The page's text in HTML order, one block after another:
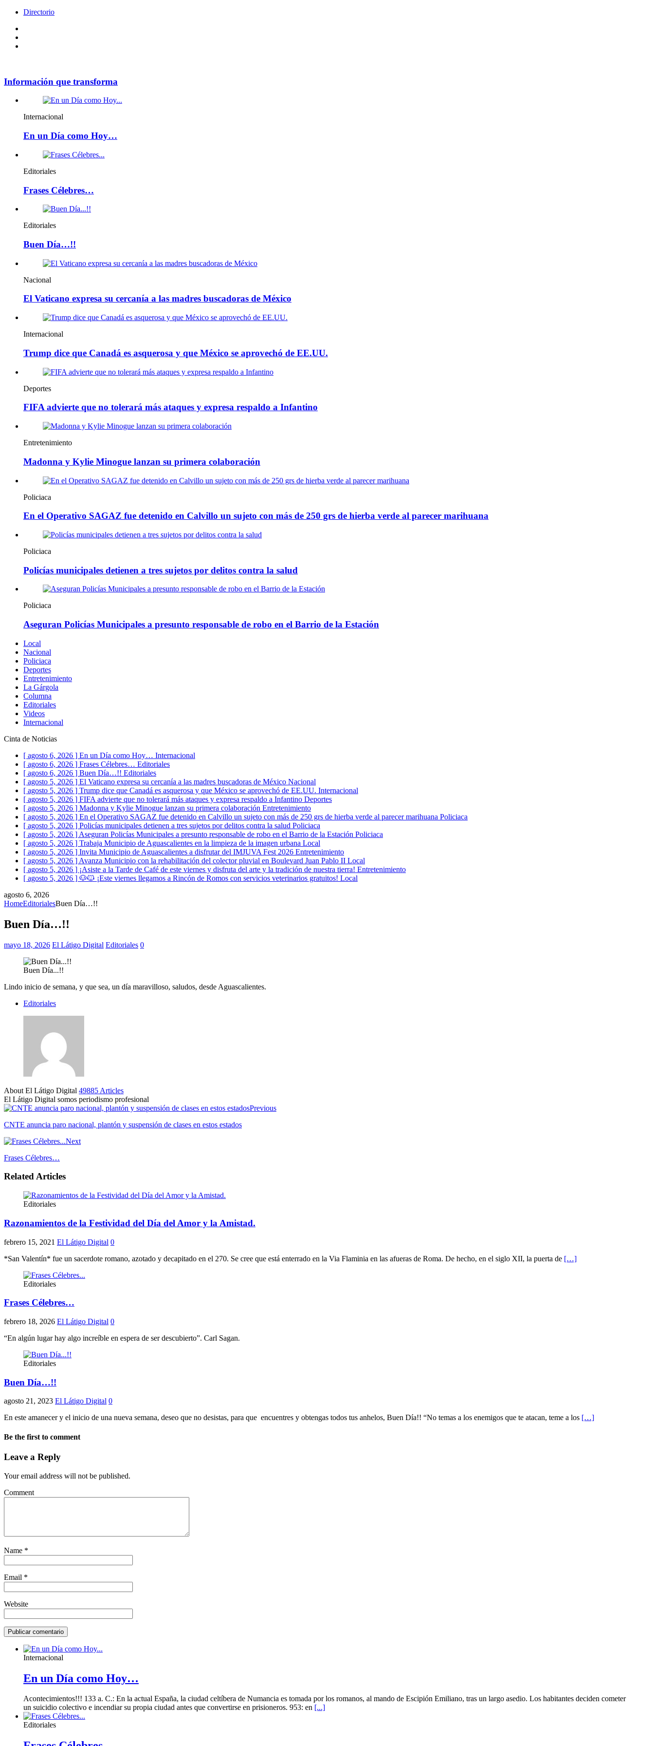
Directorio
Información que transforma
Internacional
En un Día como Hoy…
Editoriales
Frases Célebres…
Editoriales
Buen Día…!!
Nacional
El Vaticano expresa su cercanía a las madres buscadoras de México
Internacional
Trump dice que Canadá es asquerosa y que México se aprovechó de EE.UU.
Deportes
FIFA advierte que no tolerará más ataques y expresa respaldo a Infantino
Entretenimiento
Madonna y Kylie Minogue lanzan su primera colaboración
Policiaca
En el Operativo SAGAZ fue detenido en Calvillo un sujeto con más de 250 grs de hierba verde al parecer marihuana
Policiaca
Policías municipales detienen a tres sujetos por delitos contra la salud
Policiaca
Aseguran Policías Municipales a presunto responsable de robo en el Barrio de la Estación
Local
Nacional
Policiaca
Deportes
Entretenimiento
La Gárgola
Columna
Editoriales
Videos
Internacional
Cinta de Noticias
[ agosto 6, 2026 ] En un Día como Hoy… Internacional
[ agosto 6, 2026 ] Frases Célebres… Editoriales
[ agosto 6, 2026 ] Buen Día…!! Editoriales
[ agosto 5, 2026 ] El Vaticano expresa su cercanía a las madres buscadoras de México Nacional
[ agosto 5, 2026 ] Trump dice que Canadá es asquerosa y que México se aprovechó de EE.UU. Internacional
[ agosto 5, 2026 ] FIFA advierte que no tolerará más ataques y expresa respaldo a Infantino Deportes
[ agosto 5, 2026 ] Madonna y Kylie Minogue lanzan su primera colaboración Entretenimiento
[ agosto 5, 2026 ] En el Operativo SAGAZ fue detenido en Calvillo un sujeto con más de 250 grs de hierba verde al parecer marihuana Policiaca
[ agosto 5, 2026 ] Policías municipales detienen a tres sujetos por delitos contra la salud Policiaca
[ agosto 5, 2026 ] Aseguran Policías Municipales a presunto responsable de robo en el Barrio de la Estación Policiaca
[ agosto 5, 2026 ] Trabaja Municipio de Aguascalientes en la limpieza de la imagen urbana Local
[ agosto 5, 2026 ] Invita Municipio de Aguascalientes a disfrutar del IMJUVA Fest 2026 Entretenimiento
[ agosto 5, 2026 ] Avanza Municipio con la rehabilitación del colector pluvial en Boulevard Juan Pablo II Local
[ agosto 5, 2026 ] ¡Asiste a la Tarde de Café de este viernes y disfruta del arte y la tradición de nuestra tierra! Entretenimiento
[ agosto 5, 2026 ] 🐶🐱 ¡Este viernes llegamos a Rincón de Romos con servicios veterinarios gratuitos! Local
agosto 6, 2026
HomeEditorialesBuen Día…!!
Buen Día…!!
mayo 18, 2026 El Látigo Digital Editoriales 0
Buen Día...!!
Lindo inicio de semana, y que sea, un día maravilloso, saludos, desde Aguascalientes.
Editoriales
About El Látigo Digital 49885 Articles
El Látigo Digital somos periodismo profesional
Website
Facebook
Previous
CNTE anuncia paro nacional, plantón y suspensión de clases en estos estados
Next
Frases Célebres…
Related Articles
Editoriales
Razonamientos de la Festividad del Día del Amor y la Amistad.
febrero 15, 2021 El Látigo Digital 0
*San Valentín* fue un sacerdote romano, azotado y decapitado en el 270. Se cree que está enterrado en la Via Flaminia en las afueras de Roma. De hecho, en el siglo XII, la puerta de […]
Editoriales
Frases Célebres…
febrero 18, 2026 El Látigo Digital 0
“En algún lugar hay algo increíble en espera de ser descubierto”. Carl Sagan.
Editoriales
Buen Día…!!
agosto 21, 2023 El Látigo Digital 0
En este amanecer y el inicio de una nueva semana, deseo que no desistas, para que encuentres y obtengas todos tus anhelos, Buen Día!! “No temas a los enemigos que te atacan, teme a los […]
Be the first to comment
Leave a Reply
Your email address will not be published.
Comment
Name *
Email *
Website
Internacional
En un Día como Hoy…
Acontecimientos!!! 133 a. C.: En la actual España, la ciudad celtíbera de Numancia es tomada por los romanos, al mando de Escipión Emiliano, tras un largo asedio. Los habitantes deciden cometer
un suicidio colectivo e incendiar su propia ciudad antes que convertirse en prisioneros. 953: en [...]
Editoriales